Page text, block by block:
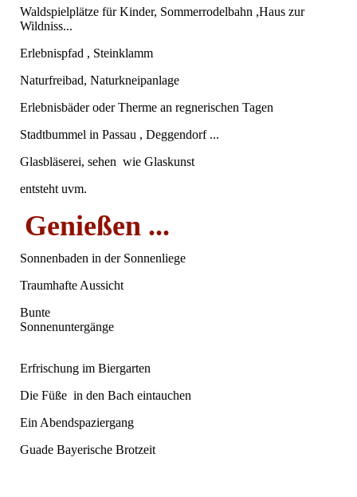
Waldspielplätze für Kinder, Sommerrodelbahn ,Haus zur
Wildniss...
Erlebnispfad , Steinklamm
Naturfreibad, Naturkneipanlage
Erlebnisbäder oder Therme an regnerischen Tagen
Stadtbummel in Passau , Deggendorf ...
Glasbläserei, sehen wie Glaskunst
entsteht uvm.
Genießen ...
Sonnenbaden in der Sonnenliege
Traumhafte Aussicht
Bunte
Sonnenuntergänge
Erfrischung im Biergarten
Die Füße in den Bach eintauchen
Ein Abendspaziergang
Guade Bayerische Brotzeit